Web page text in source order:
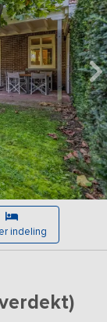
indeling